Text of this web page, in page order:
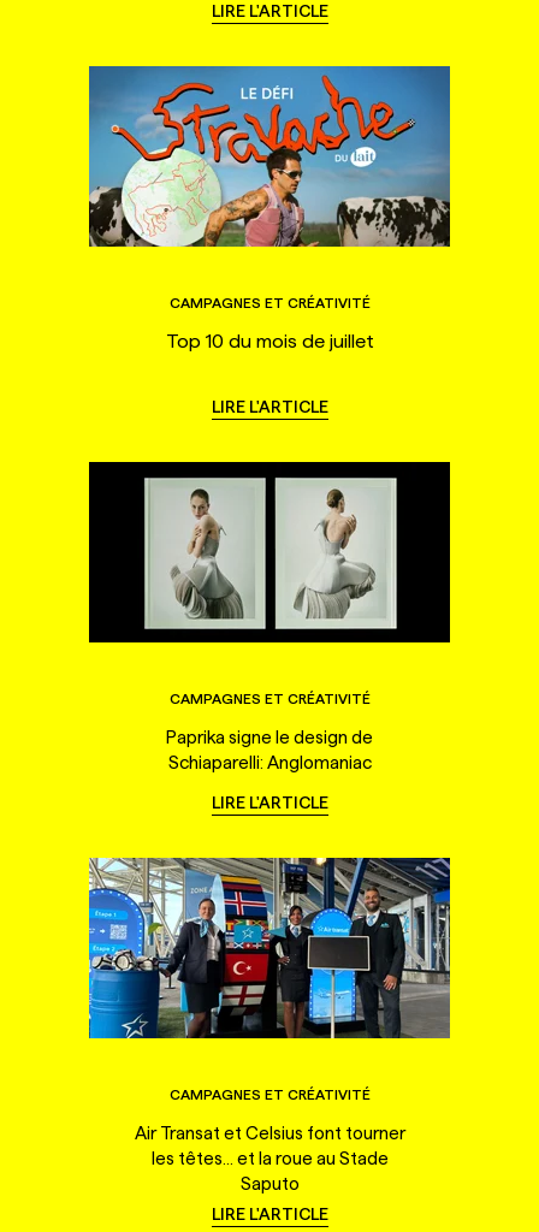
LIRE L'ARTICLE
CAMPAGNES ET CRÉATIVITÉ
Top 10 du mois de juillet
LIRE L'ARTICLE
CAMPAGNES ET CRÉATIVITÉ
Paprika signe le design de
Schiaparelli: Anglomaniac
LIRE L'ARTICLE
CAMPAGNES ET CRÉATIVITÉ
Air Transat et Celsius font tourner
les têtes... et la roue au Stade
Saputo
LIRE L'ARTICLE